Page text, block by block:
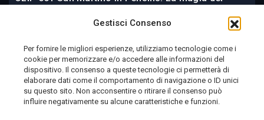
Gestisci Consenso
Per fornire le migliori esperienze, utilizziamo tecnologie come i
cookie per memorizzare e/o accedere alle informazioni del
dispositivo. Il consenso a queste tecnologie ci permetterà di
elaborare dati come il comportamento di navigazione o ID unici
su questo sito. Non acconsentire o ritirare il consenso può
influire negativamente su alcune caratteristiche e funzioni.
3 giorni fa
Telemolise - reg. Tribunale di Campobasso n. 133 del